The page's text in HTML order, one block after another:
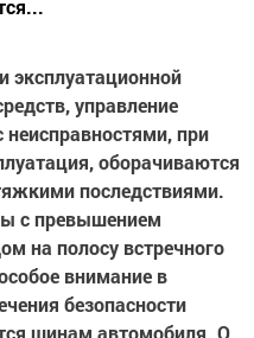
эксплуатационной
управление
при
оборачиваются
последствиями.
с превышением
на полосу встречного
внимание в
безопасности
шинам автомобиля. О